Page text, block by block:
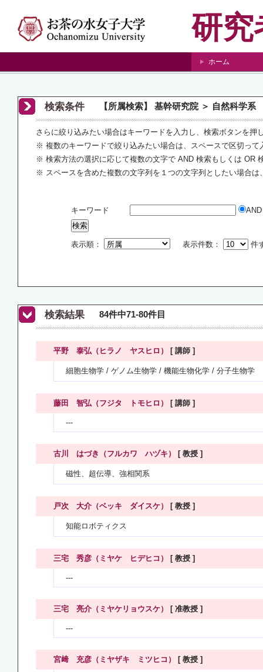
研究
ホーム
検索条件 【所属検索】 基幹研究院 ＞ 自然科学系
さらに絞り込みたい場合はキーワードを入力し、検索ボタンを
※ 複数のキーワードで絞り込みたい場合は、スペースで区切って
※ 検索方法の選択に応じて複数の文字で AND 検索もしくは OR
※ スペースを含めた複数の文字列を１つの文字列としたい場合
キーワード
表示順： 表示件数： 件
検索結果 84件中71-80件目
平野 泰弘（ヒラノ ヤスヒロ） [ 講師 ]
細胞生物学 / ゲノム生物学 / 機能生物化学 / 分子生物学
藤田 智弘（フジタ トモヒロ） [ 講師 ]
---
古川 はづき（フルカワ ハヅキ） [ 教授 ]
磁性、超伝導、強相関系
戸次 大介（ベッキ ダイスケ） [ 教授 ]
知能ロボティクス
三宅 秀彦（ミヤケ ヒデヒコ） [ 教授 ]
---
三宅 亮介（ミヤケリョウスケ） [ 准教授 ]
---
宮﨑 充彦（ミヤザキ ミツヒコ） [ 教授 ]